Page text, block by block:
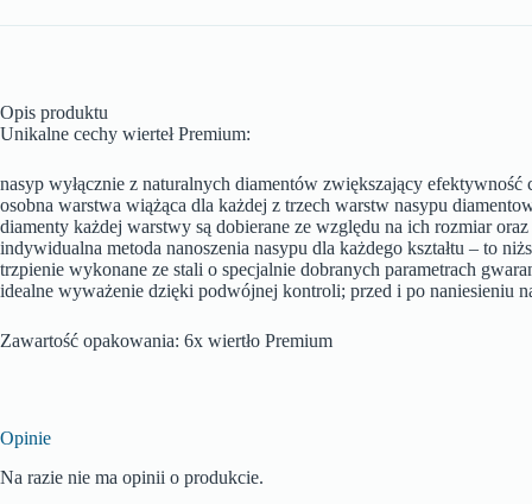
Opis produktu
Unikalne cechy wierteł Premium:
nasyp wyłącznie z naturalnych diamentów zwiększający efektywność
osobna warstwa wiążąca dla każdej z trzech warstw nasypu
diamenty każdej warstwy są dobierane ze względu na ich rozmiar
indywidualna metoda nanoszenia nasypu dla każdego kształtu – to
trzpienie wykonane ze stali o specjalnie dobranych parametrach
idealne wyważenie dzięki podwójnej kontroli; przed i po naniesieniu
Zawartość opakowania: 6x wiertło Premium
Opinie
Na razie nie ma opinii o produkcie.